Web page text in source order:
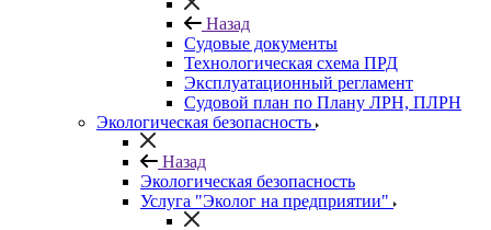
Назад
Судовые документы
Технологическая схема ПРД
Эксплуатационный регламент
Судовой план по Плану ЛРН, ПЛРН
Экологическая безопасность
Назад
Экологическая безопасность
Услуга "Эколог на предприятии"